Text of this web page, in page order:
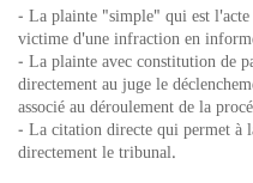
- La plainte "simple" qui est
victime d'une infraction en
- La plainte avec constitution de
directement au juge le
associé au déroulement de la
- La citation directe qui permet à
directement le tribunal.